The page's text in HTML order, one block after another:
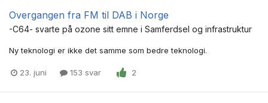
Overgangen fra FM til DAB i Norge
-C64- svarte på ozone sitt emne i Samferdsel og infrastruktur
Ny teknologi er ikke det samme som bedre teknologi.
23. juni 153 svar 2